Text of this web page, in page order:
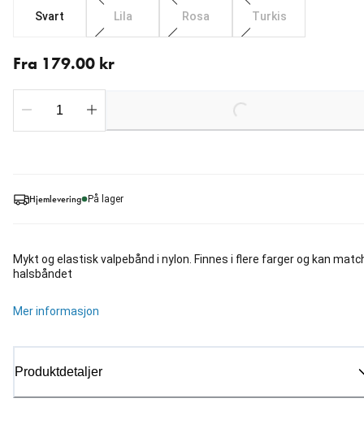
Hjemlevering På lager
Mykt og elastisk valpebånd i nylon. Finnes i flere farger og kan
halsbåndet
Mer informasjon
Produktdetaljer
Svart
Lila Rosa Turkis
Fra 179.00 kr
Loading...